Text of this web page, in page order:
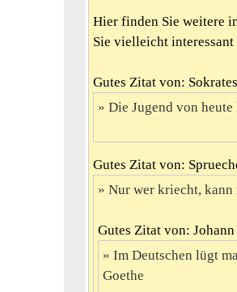
Hier finden Sie weitere
Sie vielleicht
Gutes Zitat von: Sokrates
Die Jugend von
Gutes Zitat von:
Nur wer kriecht, kann
Gutes Zitat von:
Im Deutschen lügt
Goethe